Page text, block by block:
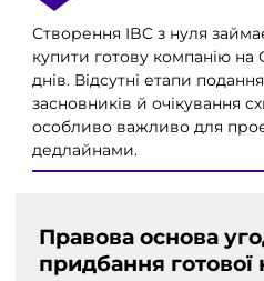
Створення IBC з нуля
купити готову компанію
днів. Відсутні етапи
засновників й очікування
особливо важливо для
дедлайнами.
Правова основа
придбання готової